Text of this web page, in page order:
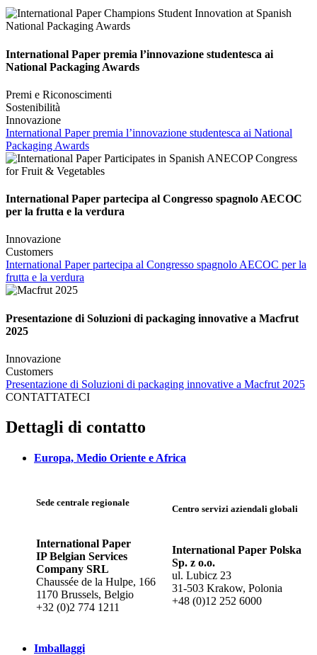
International Paper premia l’innovazione studentesca ai
National Packaging Awards
Premi e Riconoscimenti
Sostenibilità
Innovazione
International Paper premia l’innovazione studentesca ai National
Packaging Awards
International Paper partecipa al Congresso spagnolo AECOC
per la frutta e la verdura
Innovazione
Customers
International Paper partecipa al Congresso spagnolo AECOC per la
frutta e la verdura
Presentazione di Soluzioni di packaging innovative a Macfrut
2025
Innovazione
Customers
Presentazione di Soluzioni di packaging innovative a Macfrut 2025
CONTATTATECI
Dettagli di contatto
Europa, Medio Oriente e Africa
Sede centrale regionale
International Paper
IP Belgian Services
Company SRL
Chaussée de la Hulpe, 166
1170 Brussels, Belgio
+32 (0)2 774 1211
Centro servizi aziendali globali
International Paper Polska
Sp. z o.o.
ul. Lubicz 23
31-503 Krakow, Polonia
+48 (0)12 252 6000
Imballaggi